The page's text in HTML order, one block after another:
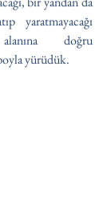
yaratmayacağı
doğru
yürüdük.